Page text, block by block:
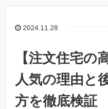
2024.11.28
【注文住宅の
人気の理由と
方を徹底検証